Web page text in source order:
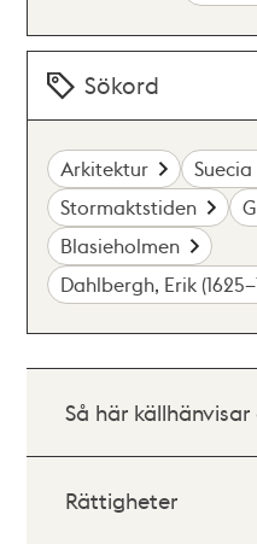
Sökord
Arkitektur
Stormaktstiden
Blasieholmen
Dahlbergh, Erik
Så här
Rättigheter